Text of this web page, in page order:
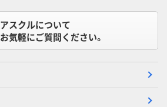
アスクルについて
お気軽にご質問ください。